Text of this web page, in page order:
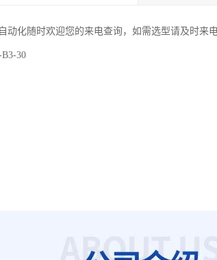
动化随时欢迎您的来电查询，如需选型请及时来
30